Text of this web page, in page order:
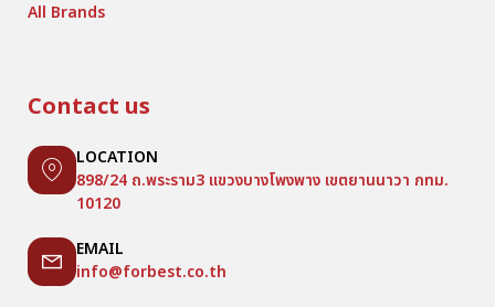
All Brands
Contact us
LOCATION
898/24 ถ.พระราม3 แขวงบางโพงพาง เขตยานนาวา กทม.
10120
EMAIL
info@forbest.co.th